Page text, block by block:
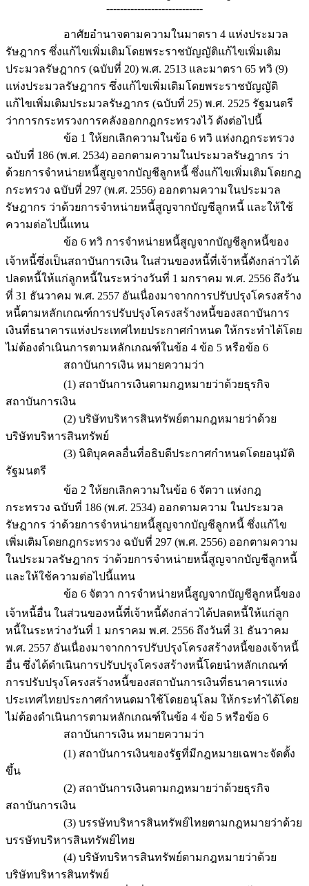
----------------------------
อาศัยอำนาจตามความในมาตรา 4 แห่งประมวล
รัษฎากร ซึ่งแก้ไขเพิ่มเติมโดยพระราชบัญญัติแก้ไขเพิ่มเติม
ประมวลรัษฎากร (ฉบับที่ 20) พ.ศ. 2513 และมาตรา 65 ทวิ (9)
แห่งประมวลรัษฎากร ซึ่งแก้ไขเพิ่มเติมโดยพระราชบัญญัติ
แก้ไขเพิ่มเติมประมวลรัษฎากร (ฉบับที่ 25) พ.ศ. 2525 รัฐมนตรี
ว่าการกระทรวงการคลังออกกฎกระทรวงไว้ ดังต่อไปนี้
ข้อ 1 ให้ยกเลิกความในข้อ 6 ทวิ แห่งกฎกระทรวง
ฉบับที่ 186 (พ.ศ. 2534) ออกตามความในประมวลรัษฎากร ว่า
ด้วยการจำหน่ายหนี้สูญจากบัญชีลูกหนี้ ซึ่งแก้ไขเพิ่มเติมโดยกฎ
กระทรวง ฉบับที่ 297 (พ.ศ. 2556) ออกตามความในประมวล
รัษฎากร ว่าด้วยการจำหน่ายหนี้สูญจากบัญชีลูกหนี้ และให้ใช้
ความต่อไปนี้แทน
ข้อ 6 ทวิ การจำหน่ายหนี้สูญจากบัญชีลูกหนี้ของ
เจ้าหนี้ซึ่งเป็นสถาบันการเงิน ในส่วนของหนี้ที่เจ้าหนี้ดังกล่าวได้
ปลดหนี้ให้แก่ลูกหนี้ในระหว่างวันที่ 1 มกราคม พ.ศ. 2556 ถึงวัน
ที่ 31 ธันวาคม พ.ศ. 2557 อันเนื่องมาจากการปรับปรุงโครงสร้าง
หนี้ตามหลักเกณฑ์การปรับปรุงโครงสร้างหนี้ของสถาบันการ
เงินที่ธนาคารแห่งประเทศไทยประกาศกำหนด ให้กระทำได้โดย
ไม่ต้องดำเนินการตามหลักเกณฑ์ในข้อ 4 ข้อ 5 หรือข้อ 6
สถาบันการเงิน หมายความว่า
(1) สถาบันการเงินตามกฎหมายว่าด้วยธุรกิจ
สถาบันการเงิน
(2) บริษัทบริหารสินทรัพย์ตามกฎหมายว่าด้วย
บริษัทบริหารสินทรัพย์
(3) นิติบุคคลอื่นที่อธิบดีประกาศกำหนดโดยอนุมัติ
รัฐมนตรี
ข้อ 2 ให้ยกเลิกความในข้อ 6 จัตวา แห่งกฎ
กระทรวง ฉบับที่ 186 (พ.ศ. 2534) ออกตามความ ในประมวล
รัษฎากร ว่าด้วยการจำหน่ายหนี้สูญจากบัญชีลูกหนี้ ซึ่งแก้ไข
เพิ่มเติมโดยกฎกระทรวง ฉบับที่ 297 (พ.ศ. 2556) ออกตามความ
ในประมวลรัษฎากร ว่าด้วยการจำหน่ายหนี้สูญจากบัญชีลูกหนี้
และให้ใช้ความต่อไปนี้แทน
ข้อ 6 จัตวา การจำหน่ายหนี้สูญจากบัญชีลูกหนี้ของ
เจ้าหนี้อื่น ในส่วนของหนี้ที่เจ้าหนี้ดังกล่าวได้ปลดหนี้ให้แก่ลูก
หนี้ในระหว่างวันที่ 1 มกราคม พ.ศ. 2556 ถึงวันที่ 31 ธันวาคม
พ.ศ. 2557 อันเนื่องมาจากการปรับปรุงโครงสร้างหนี้ของเจ้าหนี้
อื่น ซึ่งได้ดำเนินการปรับปรุงโครงสร้างหนี้โดยนำหลักเกณฑ์
การปรับปรุงโครงสร้างหนี้ของสถาบันการเงินที่ธนาคารแห่ง
ประเทศไทยประกาศกำหนดมาใช้โดยอนุโลม ให้กระทำได้โดย
ไม่ต้องดำเนินการตามหลักเกณฑ์ในข้อ 4 ข้อ 5 หรือข้อ 6
สถาบันการเงิน หมายความว่า
(1) สถาบันการเงินของรัฐที่มีกฎหมายเฉพาะจัดตั้ง
ขึ้น
(2) สถาบันการเงินตามกฎหมายว่าด้วยธุรกิจ
สถาบันการเงิน
(3) บรรษัทบริหารสินทรัพย์ไทยตามกฎหมายว่าด้วย
บรรษัทบริหารสินทรัพย์ไทย
(4) บริษัทบริหารสินทรัพย์ตามกฎหมายว่าด้วย
บริษัทบริหารสินทรัพย์